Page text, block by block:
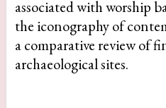
associated with worship
the iconography of
a comparative review of
archaeological sites.